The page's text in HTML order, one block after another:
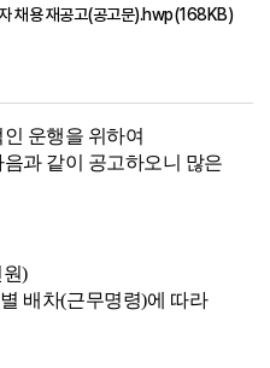
채용 재공고(공고문).hwp(168KB)
운행을 위하여
과 같이 공고하오니 많은
)
배차(근무명령)에 따라